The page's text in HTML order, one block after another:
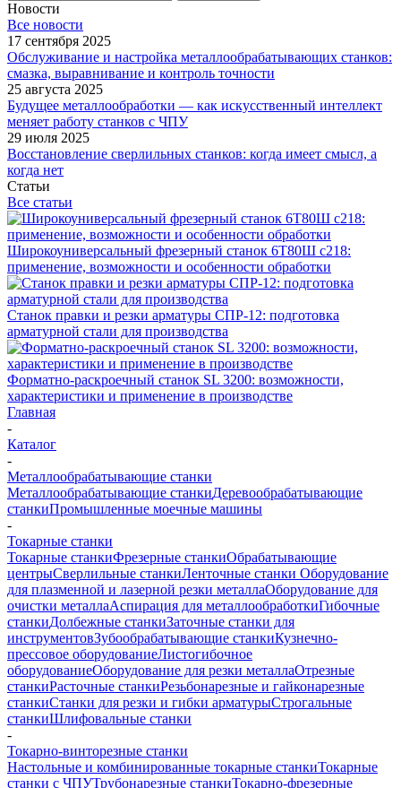
Новости
Все новости
17 сентября 2025
Обслуживание и настройка металлообрабатывающих станков:
смазка, выравнивание и контроль точности
25 августа 2025
Будущее металлообработки — как искусственный интеллект
меняет работу станков с ЧПУ
29 июля 2025
Восстановление сверлильных станков: когда имеет смысл, а
когда нет
Статьи
Все статьи
Широкоуниверсальный фрезерный станок 6Т80Ш с218:
применение, возможности и особенности обработки
Станок правки и резки арматуры СПР-12: подготовка
арматурной стали для производства
Форматно-раскроечный станок SL 3200: возможности,
характеристики и применение в производстве
Главная
-
Каталог
-
Металлообрабатывающие станки
Металлообрабатывающие станкиДеревообрабатывающие
станкиПромышленные моечные машины
-
Токарные станки
Токарные станкиФрезерные станкиОбрабатывающие
центрыСверлильные станкиЛенточные станки Оборудование
для плазменной и лазерной резки металлаОборудование для
очистки металлаАспирация для металлообработкиГибочные
станкиДолбежные станкиЗаточные станки для
инструментовЗубообрабатывающие станкиКузнечно-
прессовое оборудованиеЛистогибочное
оборудованиеОборудование для резки металлаОтрезные
станкиРасточные станкиРезьбонарезные и гайконарезные
станкиСтанки для резки и гибки арматурыСтрогальные
станкиШлифовальные станки
-
Токарно-винторезные станки
Настольные и комбинированные токарные станкиТокарные
станки с ЧПУТрубонарезные станкиТокарно-фрезерные